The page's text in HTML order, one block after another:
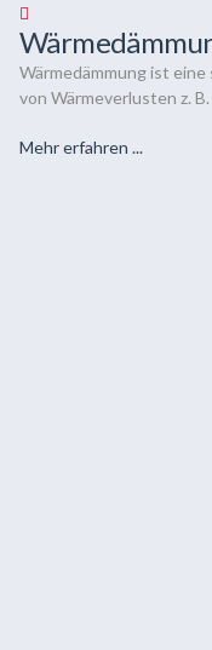
Wärmedämmung ist
von Wärmeverlusten z.
Mehr erfahren ...